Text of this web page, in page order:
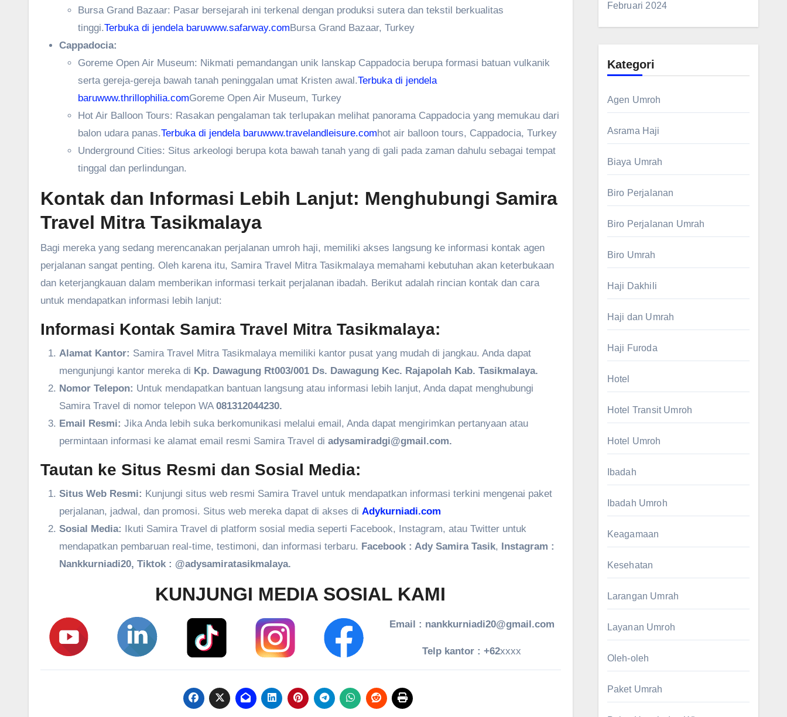
Bursa Grand Bazaar: Pasar bersejarah ini terkenal dengan produksi sutera dan tekstil berkualitas
tinggi.Terbuka di jendela baruwww.safarway.comBursa Grand Bazaar, Turkey
Cappadocia:
Goreme Open Air Museum: Nikmati pemandangan unik lanskap Cappadocia berupa formasi batuan vulkanik
serta gereja-gereja bawah tanah peninggalan umat Kristen awal.Terbuka di jendela
baruwww.thrillophilia.comGoreme Open Air Museum, Turkey
Hot Air Balloon Tours: Rasakan pengalaman tak terlupakan melihat panorama Cappadocia yang memukau dari
balon udara panas.Terbuka di jendela baruwww.travelandleisure.comhot air balloon tours, Cappadocia, Turkey
Underground Cities: Situs arkeologi berupa kota bawah tanah yang di gali pada zaman dahulu sebagai tempat
tinggal dan perlindungan.
Kontak dan Informasi Lebih Lanjut: Menghubungi Samira
Travel Mitra Tasikmalaya
Bagi mereka yang sedang merencanakan perjalanan umroh haji, memiliki akses langsung ke informasi kontak agen
perjalanan sangat penting. Oleh karena itu, Samira Travel Mitra Tasikmalaya memahami kebutuhan akan keterbukaan
dan keterjangkauan dalam memberikan informasi terkait perjalanan ibadah. Berikut adalah rincian kontak dan cara
untuk mendapatkan informasi lebih lanjut:
Informasi Kontak Samira Travel Mitra Tasikmalaya:
Alamat Kantor: Samira Travel Mitra Tasikmalaya memiliki kantor pusat yang mudah di jangkau. Anda dapat
mengunjungi kantor mereka di Kp. Dawagung Rt003/001 Ds. Dawagung Kec. Rajapolah Kab. Tasikmalaya.
Nomor Telepon: Untuk mendapatkan bantuan langsung atau informasi lebih lanjut, Anda dapat menghubungi
Samira Travel di nomor telepon WA 081312044230.
Email Resmi: Jika Anda lebih suka berkomunikasi melalui email, Anda dapat mengirimkan pertanyaan atau
permintaan informasi ke alamat email resmi Samira Travel di adysamiradgi@gmail.com.
Tautan ke Situs Resmi dan Sosial Media:
Situs Web Resmi: Kunjungi situs web resmi Samira Travel untuk mendapatkan informasi terkini mengenai paket
perjalanan, jadwal, dan promosi. Situs web mereka dapat di akses di Adykurniadi.com
Sosial Media: Ikuti Samira Travel di platform sosial media seperti Facebook, Instagram, atau Twitter untuk
mendapatkan pembaruan real-time, testimoni, dan informasi terbaru. Facebook : Ady Samira Tasik, Instagram :
Nankkurniadi20, Tiktok : @adysamiratasikmalaya.
KUNJUNGI MEDIA SOSIAL KAMI
Email : nankkurniadi20@gmail.com
Telp kantor : +62xxxx
Februari 2024
Kategori
Agen Umroh
Asrama Haji
Biaya Umrah
Biro Perjalanan
Biro Perjalanan Umrah
Biro Umrah
Haji Dakhili
Haji dan Umrah
Haji Furoda
Hotel
Hotel Transit Umroh
Hotel Umroh
Ibadah
Ibadah Umroh
Keagamaan
Kesehatan
Larangan Umrah
Layanan Umroh
Oleh-oleh
Paket Umrah